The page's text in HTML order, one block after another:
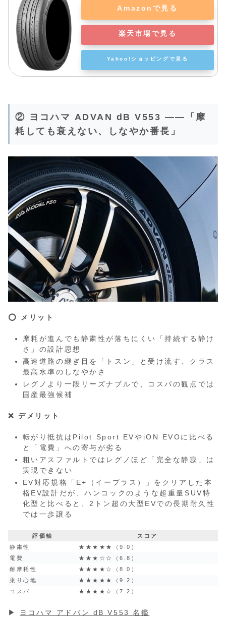
Amazonで見る
楽天市場で見る
Yahoo!ショッピングで見る
② ヨコハマ ADVAN dB V553 ——「摩
耗しても衰えない、しなやか番長」
⭕️ メリット
摩耗が進んでも静粛性が落ちにくい「持続する静け
さ」の設計思想
高速道路の継ぎ目を「トスン」と受け流す、クラス
最高水準のしなやかさ
レグノより一段リーズナブルで、コスパの観点では
国産最強候補
❌ デメリット
転がり抵抗はPilot Sport EVやiON EVOに比べる
と「電費」への寄与が劣る
粗いアスファルトではレグノほど「完全な静寂」は
実現できない
EV対応規格「E+（イープラス）」をクリアした本
格EV設計だが、ハンコックのような超重量SUV特
化型と比べると、2トン超の大型EVでの長期耐久性
では一歩譲る
評価軸
スコア
静粛性
★★★★★（9.0）
電費
★★★☆☆（6.8）
耐摩耗性
★★★★☆（8.0）
乗り心地
★★★★★（9.2）
コスパ
★★★★☆（7.2）
▶︎ ヨコハマ アドバン dB V553 名鑑